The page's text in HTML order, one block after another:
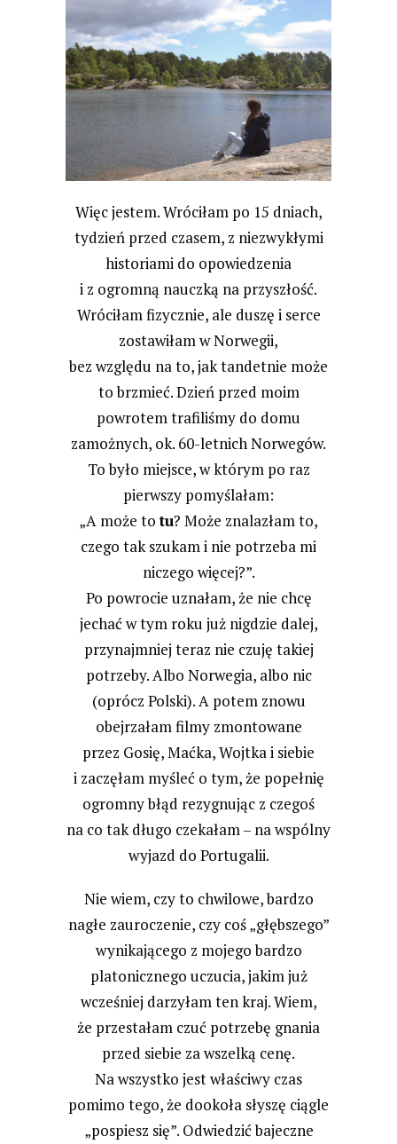
Więc jestem. Wróciłam po 15 dniach,
tydzień przed czasem, z niezwykłymi
historiami do opowiedzenia
i z ogromną nauczką na przyszłość.
Wróciłam fizycznie, ale duszę i serce
zostawiłam w Norwegii,
bez względu na to, jak tandetnie może
to brzmieć. Dzień przed moim
powrotem trafiliśmy do domu
zamożnych, ok. 60-letnich Norwegów.
To było miejsce, w którym po raz
pierwszy pomyślałam:
„A może totu? Może znalazłam to,
czego tak szukam i nie potrzeba mi
niczego więcej?”.
Po powrocie uznałam, że nie chcę
jechać w tym roku już nigdzie dalej,
przynajmniej teraz nie czuję takiej
potrzeby. Albo Norwegia, albo nic
(oprócz Polski). A potem znowu
obejrzałam filmy zmontowane
przez Gosię, Maćka, Wojtka i siebie
i zaczęłam myśleć o tym, że popełnię
ogromny błąd rezygnując z czegoś
na co tak długo czekałam – na wspólny
wyjazd do Portugalii.
Nie wiem, czy to chwilowe, bardzo
nagłe zauroczenie, czy coś „głębszego”
wynikającego z mojego bardzo
platonicznego uczucia, jakim już
wcześniej darzyłam ten kraj. Wiem,
że przestałam czuć potrzebę gnania
przed siebie za wszelką cenę.
Na wszystko jest właściwy czas
pomimo tego, że dookoła słyszę ciągle
„pospiesz się”. Odwiedzić bajeczne